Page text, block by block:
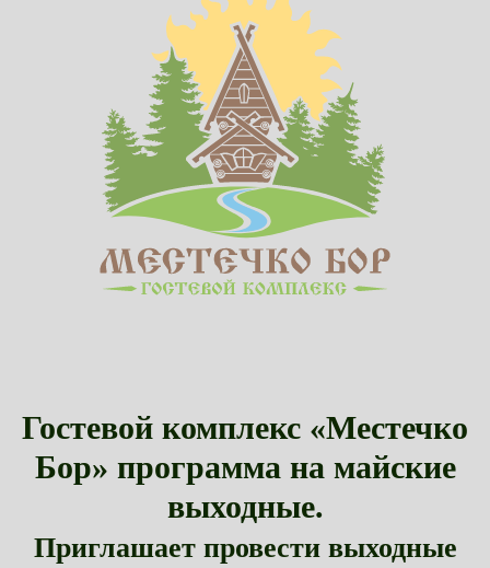
Гостевой комплекс «Местечко
Бор» программа на майские
выходные.
Приглашает провести выходные